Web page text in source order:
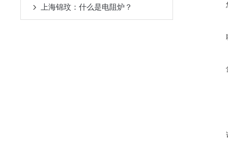
上海锦玟：什么是电阻炉？